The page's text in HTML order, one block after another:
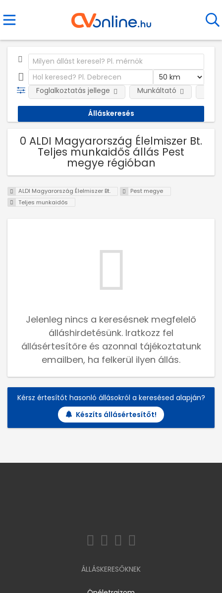
Foglalkoztatás jellege Munkáltató
0 ALDI Magyarország Élelmiszer Bt.
Teljes munkaidős állás Pest
megye régióban
ALDI Magyarország Élelmiszer Bt.
Pest megye
Teljes munkaidős
Jelenleg nincs a keresésnek megfelelő
álláshirdetésünk. Iratkozz fel
állásértesítőre és azonnal tájékoztatunk
emailben, ha felkerül ilyen állás.
Kérsz értesítőt hasonló állásokról a keresésed alapján?
Készíts állásértesítőt!
ÁLLÁSKERESŐKNEK